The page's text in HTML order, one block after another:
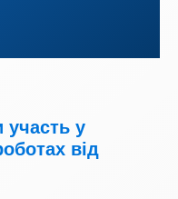
участь у
від